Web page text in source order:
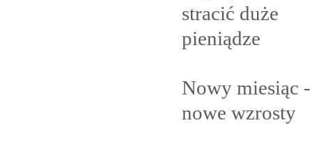
stracić duże
pieniądze
Nowy miesiąc -
nowe wzrosty